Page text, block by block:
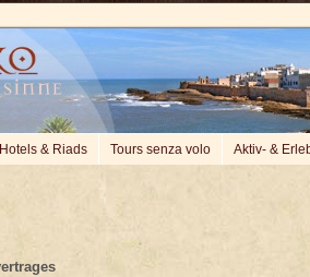
Hotels & Riads Tours senza volo Aktiv- &